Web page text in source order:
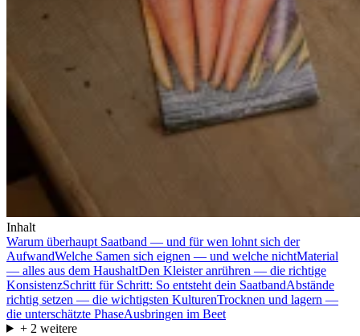
Inhalt
Warum überhaupt Saatband — und für wen lohnt sich der
AufwandWelche Samen sich eignen — und welche nichtMaterial
— alles aus dem HaushaltDen Kleister anrühren — die richtige
KonsistenzSchritt für Schritt: So entsteht dein SaatbandAbstände
richtig setzen — die wichtigsten KulturenTrocknen und lagern —
die unterschätzte PhaseAusbringen im Beet
+ 2 weitere